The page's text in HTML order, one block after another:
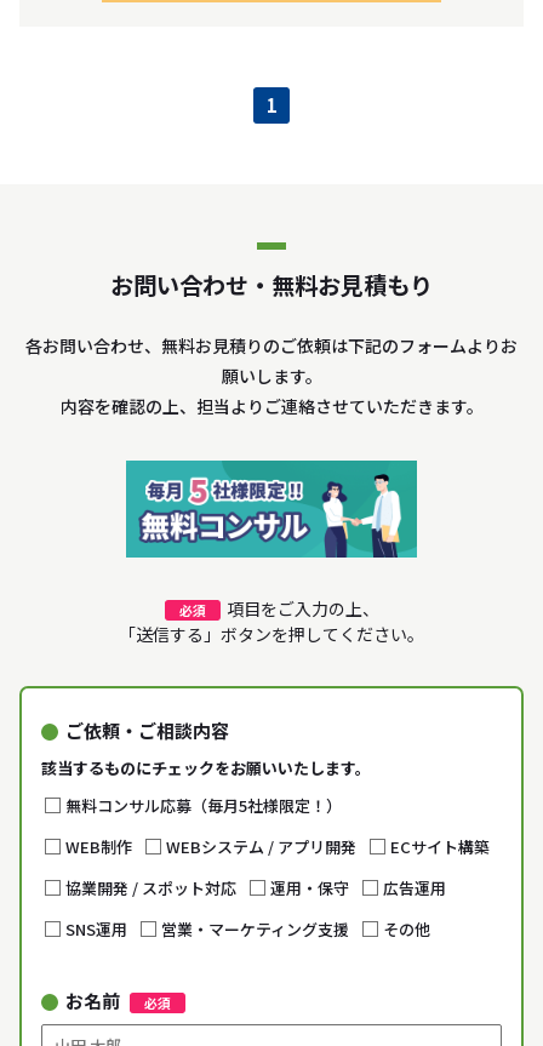
1
お問い合わせ・無料お見積もり
各お問い合わせ、無料お見積りのご依頼は下記のフォームよりお
願いします。
内容を確認の上、担当よりご連絡させていただきます。
必須
項目をご入力の上、
「送信する」ボタンを押してください。
ご依頼・ご相談内容
該当するものにチェックをお願いいたします。
無料コンサル応募（毎月5社様限定！）
WEB制作
WEBシステム / アプリ開発
ECサイト構築
協業開発 / スポット対応
運用・保守
広告運用
SNS運用
営業・マーケティング支援 その他
お名前 必須